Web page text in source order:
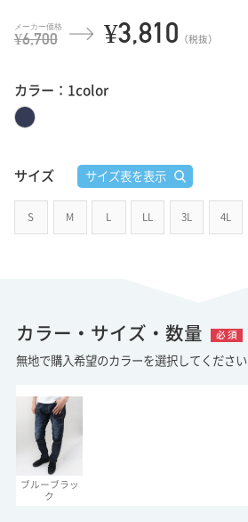
¥6,700 ¥3,810 （税抜）
カラー：1color
サイズ サイズ表を表示
S M L LL 3L 4L
カラー・サイズ・数量 必 須
無地で購入希望のカラーを選択してください
ブルーブラッ
ク